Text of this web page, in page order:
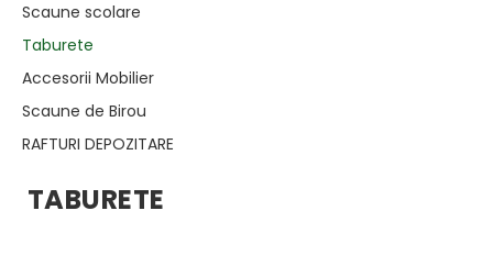
Scaune scolare
Taburete
Accesorii Mobilier
Scaune de Birou
RAFTURI DEPOZITARE
TABURETE